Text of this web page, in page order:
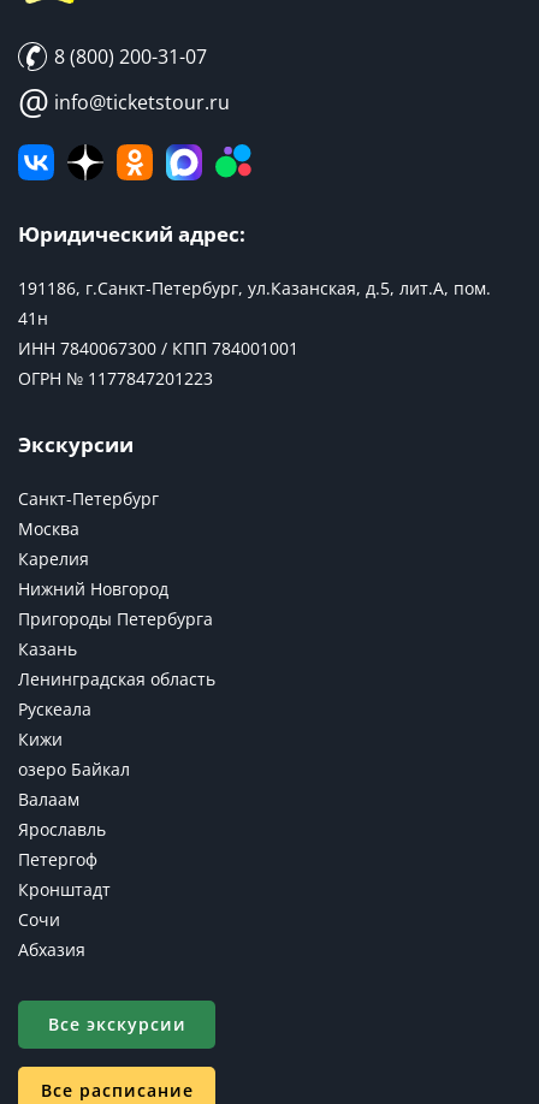
8 (800) 200-31-07
@ info@ticketstour.ru
Юридический адрес:
191186, г.Санкт-Петербург, ул.Казанская, д.5, лит.А, пом.
41н
ИНН 7840067300 / КПП 784001001
ОГРН № 1177847201223
Экскурсии
Санкт-Петербург
Москва
Карелия
Нижний Новгород
Пригороды Петербурга
Казань
Ленинградская область
Рускеала
Кижи
озеро Байкал
Валаам
Ярославль
Петергоф
Кронштадт
Сочи
Абхазия
Все экскурсии
Все расписание